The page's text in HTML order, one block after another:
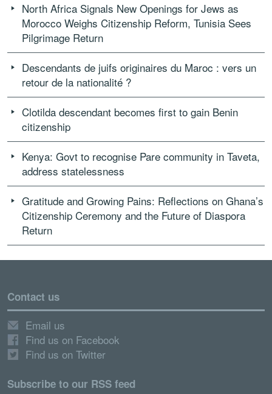
North Africa Signals New Openings for Jews as
Morocco Weighs Citizenship Reform, Tunisia Sees
Pilgrimage Return
Descendants de juifs originaires du Maroc : vers un
retour de la nationalité ?
Clotilda descendant becomes first to gain Benin
citizenship
Kenya: Govt to recognise Pare community in Taveta,
address statelessness
Gratitude and Growing Pains: Reflections on Ghana’s
Citizenship Ceremony and the Future of Diaspora
Return
Contact us
Email us
Find us on Facebook
Find us on Twitter
Subscribe to our RSS feed